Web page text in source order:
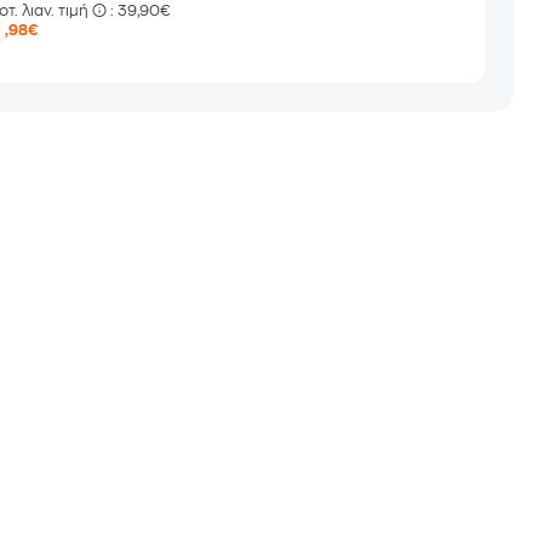
λιαν. τιμή : 39,90€
,98€